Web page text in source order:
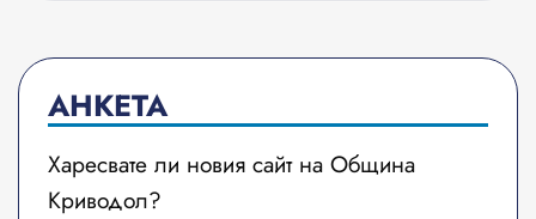
АНКЕТА
Харесвате ли новия сайт на Община
Криводол?